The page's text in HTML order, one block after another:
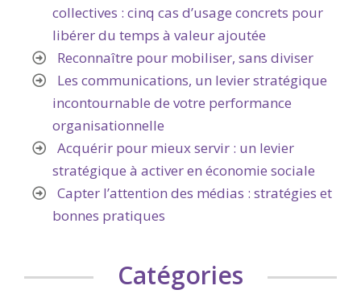
collectives : cinq cas d’usage concrets pour
libérer du temps à valeur ajoutée
Reconnaître pour mobiliser, sans diviser
Les communications, un levier stratégique
incontournable de votre performance
organisationnelle
Acquérir pour mieux servir : un levier
stratégique à activer en économie sociale
Capter l’attention des médias : stratégies et
bonnes pratiques
Catégories